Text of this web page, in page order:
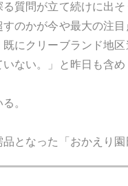
質問が立て続けに出
のかが今や最大の注
にクリーブランド地
ない。」と昨日も含
。
となった「おかえり園